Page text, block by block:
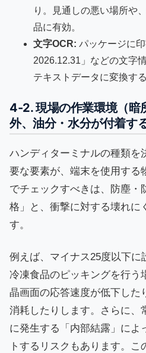
り。見通しの悪い場所や
品に有効。
文字OCR: パッケージに
2026.12.31」などの文字
テキストデータに変換する
4-2. 現場の作業環境（暗
外、油分・水分が付着す
ハンディターミナルの種類を
要な要素が、端末を使用する
でチェックすべきは、防塵・
格」と、衝撃に対する壊れに
す。
例えば、マイナス25度以下に
冷凍食品のピッキングを行う
晶画面の応答速度が低下した
消耗したりします。さらに、
に発生する「内部結露」によ
トするリスクもあります。こ